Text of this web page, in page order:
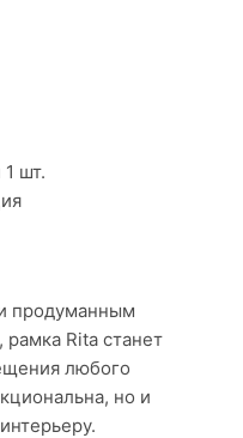
шт.
продуманным
Rita станет
любого
но и